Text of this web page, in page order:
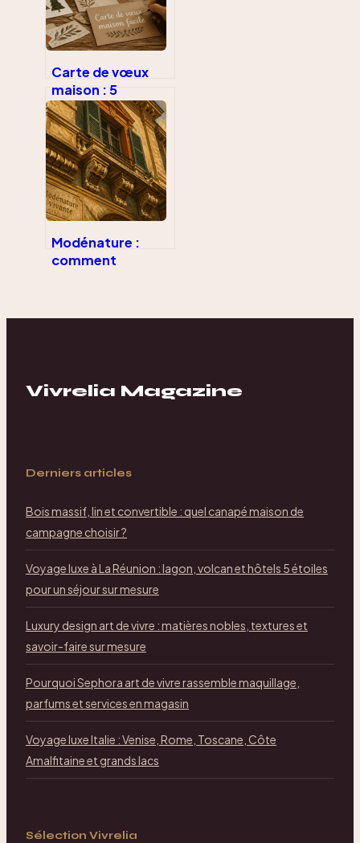
Carte de vœux
maison : 5
minutes, 3
matériaux de
récup’ et un
résultat unique
Modénature :
comment
Vivrelia Magazine
Derniers articles
Bois massif, lin et convertible : quel canapé maison de
campagne choisir ?
Voyage luxe à La Réunion : lagon, volcan et hôtels 5 étoiles
pour un séjour sur mesure
Luxury design art de vivre : matières nobles, textures et
savoir-faire sur mesure
Pourquoi Sephora art de vivre rassemble maquillage,
parfums et services en magasin
Voyage luxe Italie : Venise, Rome, Toscane, Côte
Amalfitaine et grands lacs
Sélection Vivrelia